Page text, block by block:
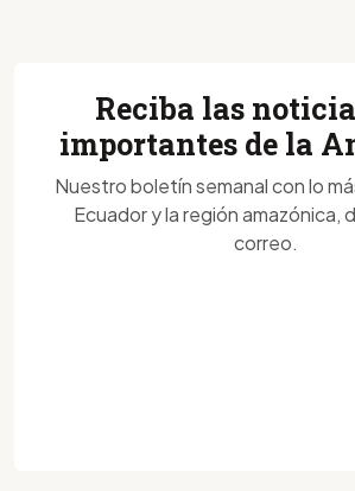
Reciba las
importantes de la
Nuestro boletín semanal con lo
Ecuador y la región amazónica,
correo.